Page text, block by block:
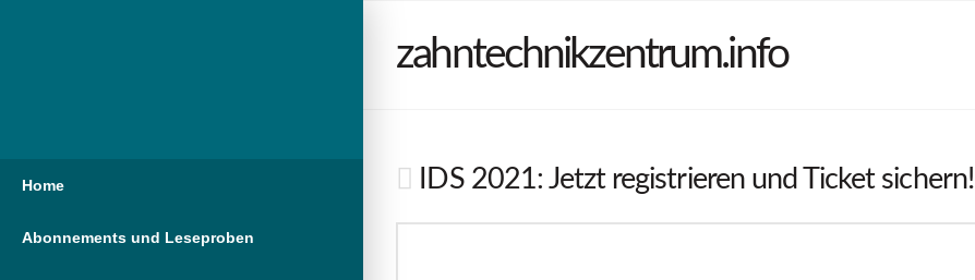
Home
Abonnements und Leseproben
zahntechnikzentrum.info
IDS 2021: Jetzt registrieren und Ticket sichern!